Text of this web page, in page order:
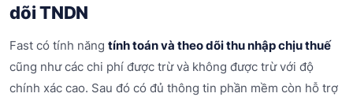
dõi TNDN
Fast có tính năng tính toán và theo dõi thu nhập chịu thuế
cũng như các chi phí được trừ và không được trừ với độ
chính xác cao. Sau đó có đủ thông tin phần mềm còn hỗ trợ